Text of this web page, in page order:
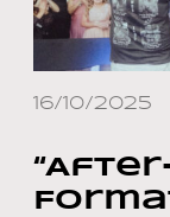
16/10/2025
“After-